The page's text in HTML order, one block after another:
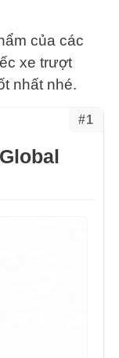
của các
xe trượt
nhất nhé.
#1